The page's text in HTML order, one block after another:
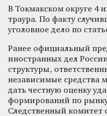
В Токмакском округе 4
траура. По факту
уголовное дело по
Ранее официальный
иностранных дел
структуры,
независимые средства
дать честную оценку
формирований по
Следственный комитет